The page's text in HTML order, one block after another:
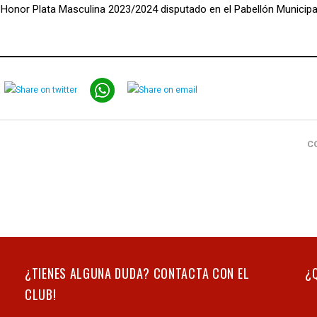
Plata Masculina 2023/2024 disputado en el Pabellón
¿TIENES ALGUNA DUDA? CONTACTA CON EL
CLUB!